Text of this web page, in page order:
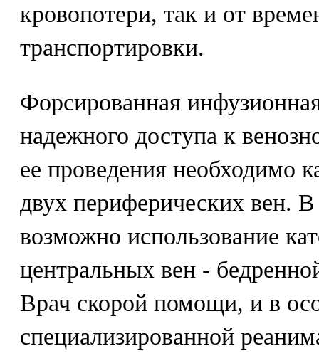
кровопотери, так и от
транспортировки.
Форсированная
надежного доступа к
ее проведения необходимо
двух периферических вен.
возможно использование
центральных вен -
Врач скорой помощи, и в
специализированной